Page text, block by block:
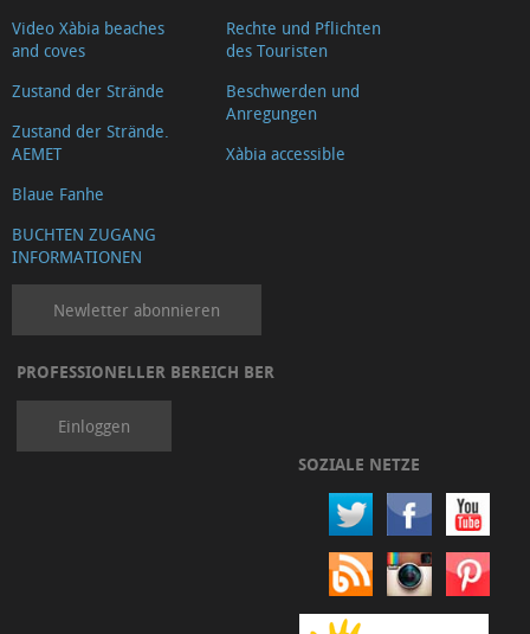
Video Xàbia beaches
and coves
Zustand der Strände
Zustand der Strände.
AEMET
Blaue Fanhe
BUCHTEN ZUGANG
INFORMATIONEN
Rechte und Pflichten
des Touristen
Beschwerden und
Anregungen
Xàbia accessible
Newletter abonnieren
PROFESSIONELLER BEREICH BER
Einloggen
SOZIALE NETZE